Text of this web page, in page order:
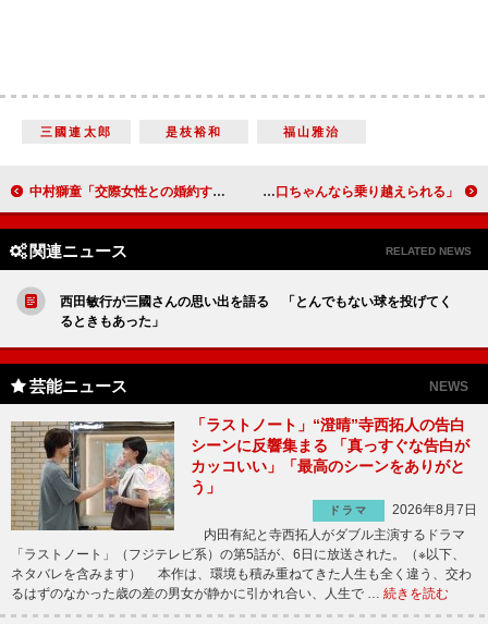
三國連太郎 是枝裕和 福山雅治
中村獅童「交際女性との婚約すぐにはない」 「勘三郎兄さんの喪が明けたら…」 はるな愛と福田彩乃が不倫騒動の矢口にエール 「矢口ちゃんなら乗り越えられる」
関連ニュース RELATED NEWS
西田敏行が三國さんの思い出を語る 「とんでもない球を投げてく
るときもあった」
芸能ニュース NEWS
「ラストノート」“澄晴”寺西拓人の告白
シーンに反響集まる 「真っすぐな告白が
カッコいい」「最高のシーンをありがと
う」
ドラマ
2026年8月7日
内田有紀と寺西拓人がダブル主演するドラマ
「ラストノート」（フジテレビ系）の第5話が、6日に放送された。（※以下、
ネタバレを含みます） 本作は、環境も積み重ねてきた人生も全く違う、交わ
るはずのなかった歳の差の男女が静かに引かれ合い、人生で … 続きを読む